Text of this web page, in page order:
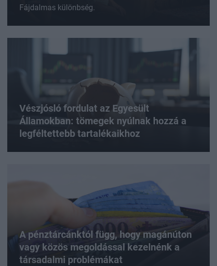
Fájdalmas különbség.
Vészjósló fordulat az Egyesült
Államokban: tömegek nyúlnak hozzá a
legféltettebb tartalékaikhoz
A pénztárcánktól függ, hogy magánúton
vagy közös megoldással kezelnénk a
társadalmi problémákat